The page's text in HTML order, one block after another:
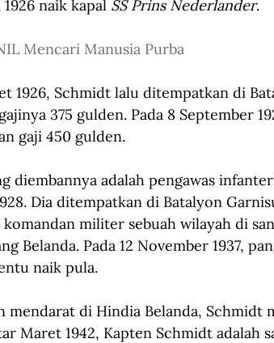
naik kapal SS Prins Nederlander.
Mencari Manusia Purba
1926, Schmidt lalu ditempatkan di
375 gulden. Pada 8 September
gaji 450 gulden.
diembannya adalah pengawas
Dia ditempatkan di Batalyon
militer sebuah wilayah di
Belanda. Pada 12 November 1937,
naik pula.
mendarat di Hindia Belanda, Schmidt
Maret 1942, Kapten Schmidt adalah